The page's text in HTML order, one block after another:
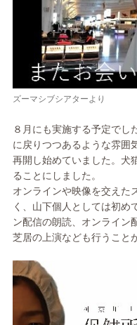
ズーマシブシアターより
８月にも実施する予定でし
に戻りつつあるような雰囲
再開し始めていました。犬
ることにしました。
オンラインや映像を交えた
く、山下個人としては初め
ン配信の朗読、オンライン
芝居の上演なども行うこと